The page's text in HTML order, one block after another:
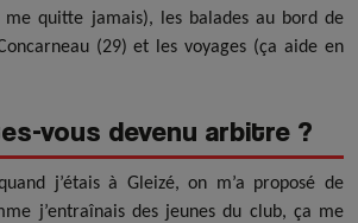
me quitte jamais), les balades au bord de
(29) et les voyages (ça aide en
vous devenu arbitre ?
j’étais à Gleizé, on m’a proposé de
j’entraînais des jeunes du club, ça me